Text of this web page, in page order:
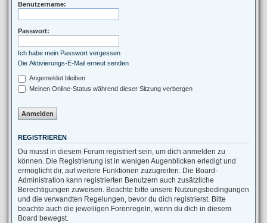
Benutzername:
Passwort:
Ich habe mein Passwort vergessen
Die Aktivierungs-E-Mail erneut senden
Angemeldet bleiben
Meinen Online-Status während dieser Sitzung verbergen
REGISTRIEREN
Du musst in diesem Forum registriert sein, um dich anmelden zu
können. Die Registrierung ist in wenigen Augenblicken erledigt und
ermöglicht dir, auf weitere Funktionen zuzugreifen. Die Board-
Administration kann registrierten Benutzern auch zusätzliche
Berechtigungen zuweisen. Beachte bitte unsere Nutzungsbedingungen
und die verwandten Regelungen, bevor du dich registrierst. Bitte
beachte auch die jeweiligen Forenregeln, wenn du dich in diesem
Board bewegst.